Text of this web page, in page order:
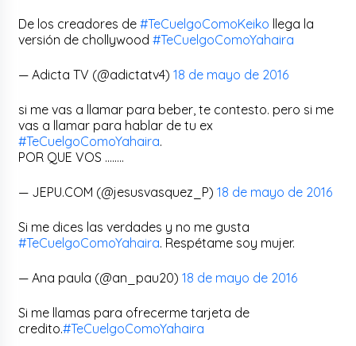
De los creadores de#TeCuelgoComoKeiko llega la
versión de chollywood#TeCuelgoComoYahaira
— Adicta TV (@adictatv4)18 de mayo de 2016
si me vas a llamar para beber, te contesto. pero si me
vas a llamar para hablar de tu ex
#TeCuelgoComoYahaira.
POR QUE VOS ……..
— JEPU.COM (@jesusvasquez_P)18 de mayo de 2016
Si me dices las verdades y no me gusta
#TeCuelgoComoYahaira. Respétame soy mujer.
— Ana paula (@an_pau20)18 de mayo de 2016
Si me llamas para ofrecerme tarjeta de
credito.#TeCuelgoComoYahaira